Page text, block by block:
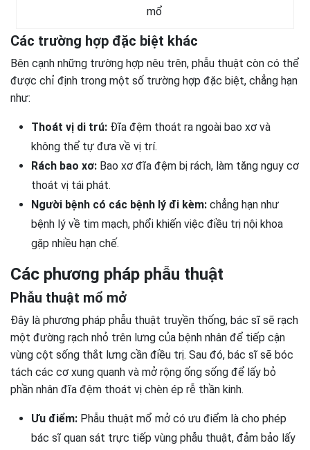
mổ
Các trường hợp đặc biệt khác
Bên cạnh những trường hợp nêu trên, phẫu thuật còn có thể
được chỉ định trong một số trường hợp đặc biệt, chẳng hạn
như:
Thoát vị di trú: Đĩa đệm thoát ra ngoài bao xơ và
không thể tự đưa về vị trí.
Rách bao xơ: Bao xơ đĩa đệm bị rách, làm tăng nguy cơ
thoát vị tái phát.
Người bệnh có các bệnh lý đi kèm: chẳng hạn như
bệnh lý về tim mạch, phổi khiến việc điều trị nội khoa
gặp nhiều hạn chế.
Các phương pháp phẫu thuật
Phẫu thuật mổ mở
Đây là phương pháp phẫu thuật truyền thống, bác sĩ sẽ rạch
một đường rạch nhỏ trên lưng của bệnh nhân để tiếp cận
vùng cột sống thắt lưng cần điều trị. Sau đó, bác sĩ sẽ bóc
tách các cơ xung quanh và mở rộng ống sống để lấy bỏ
phần nhân đĩa đệm thoát vị chèn ép rễ thần kinh.
Ưu điểm: Phẫu thuật mổ mở có ưu điểm là cho phép
bác sĩ quan sát trực tiếp vùng phẫu thuật, đảm bảo lấy